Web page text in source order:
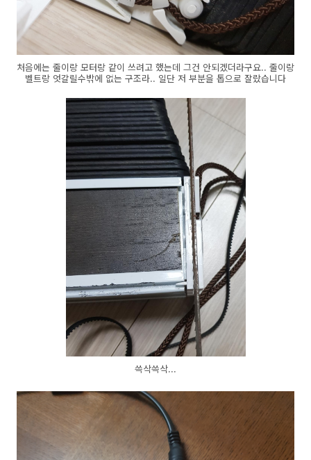
처음에는 줄이랑 모터랑 같이 쓰려고 했는데 그건 안되겠더라구요.. 줄이랑
벨트랑 엇갈릴수밖에 없는 구조라.. 일단 저 부분을 톱으로 잘랐습니다
쓱삭쓱삭...